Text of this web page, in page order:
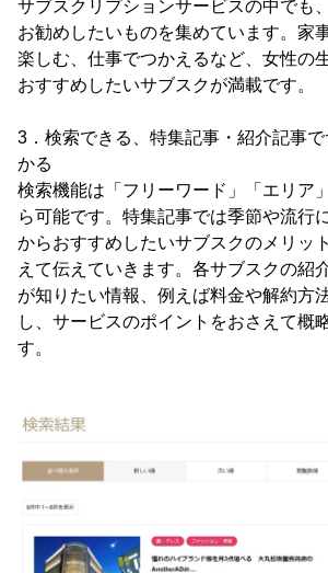
サブスクリプションサービスの中でも
お勧めしたいものを集めています。家
楽しむ、仕事でつかえるなど、女性の
おすすめしたいサブスクが満載です。
3．検索できる、特集記事・紹介記事
かる
検索機能は「フリーワード」「エリア
ら可能です。特集記事では季節や流行
からおすすめしたいサブスクのメリッ
えて伝えていきます。各サブスクの紹
が知りたい情報、例えば料金や解約方
し、サービスのポイントをおさえて概
す。